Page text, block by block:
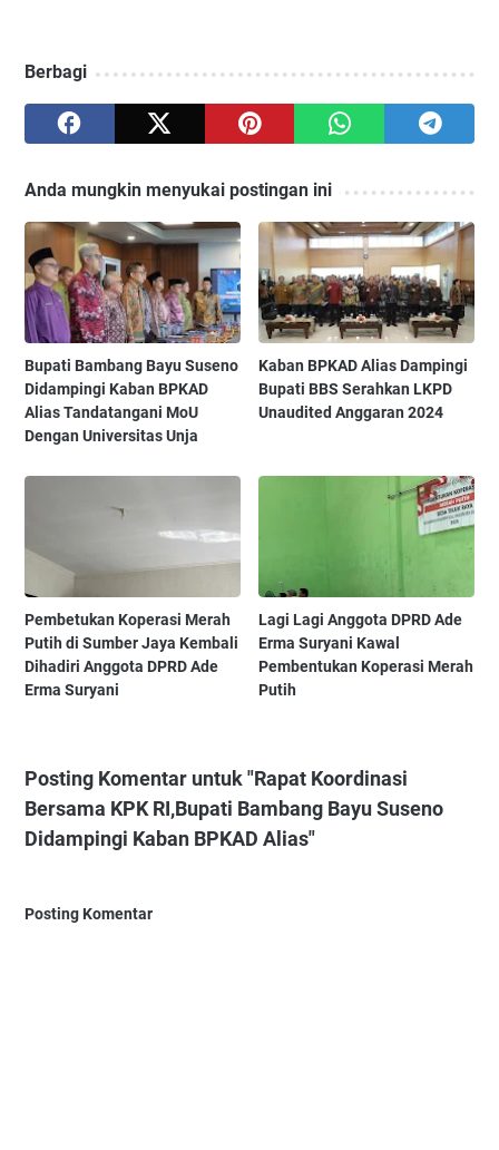
Berbagi
Anda mungkin menyukai postingan ini
‎Bupati Bambang Bayu Suseno
Didampingi Kaban BPKAD
Alias Tandatangani MoU
Dengan Universitas Unja ‎ ‎
Kaban BPKAD Alias Dampingi
Bupati BBS Serahkan LKPD
Unaudited Anggaran 2024
Pembetukan Koperasi Merah
Putih di Sumber Jaya Kembali
Dihadiri Anggota DPRD Ade
Erma Suryani
Lagi Lagi Anggota DPRD Ade
Erma Suryani Kawal
Pembentukan Koperasi Merah
Putih
Posting Komentar untuk "‎Rapat Koordinasi
Bersama KPK RI,Bupati Bambang Bayu Suseno
Didampingi Kaban BPKAD Alias"
Posting Komentar